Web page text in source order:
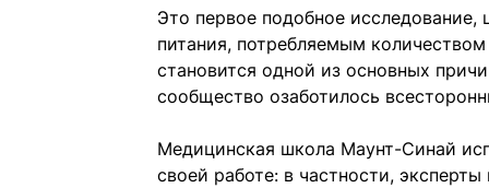
Это первое подобное
питания, потребляемым
становится одной из основных
сообщество озаботилось
Медицинская школа Маунт-Синай
своей работе: в частности,